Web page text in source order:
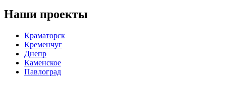
Наши проекты
Краматорск
Кременчуг
Днепр
Каменское
Павлоград